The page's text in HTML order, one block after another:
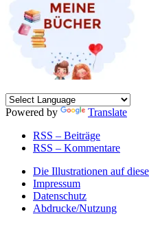
Powered by
Translate
RSS – Beiträge
RSS – Kommentare
Die Illustrationen auf
Impressum
Datenschutz
Abdrucke/Nutzung